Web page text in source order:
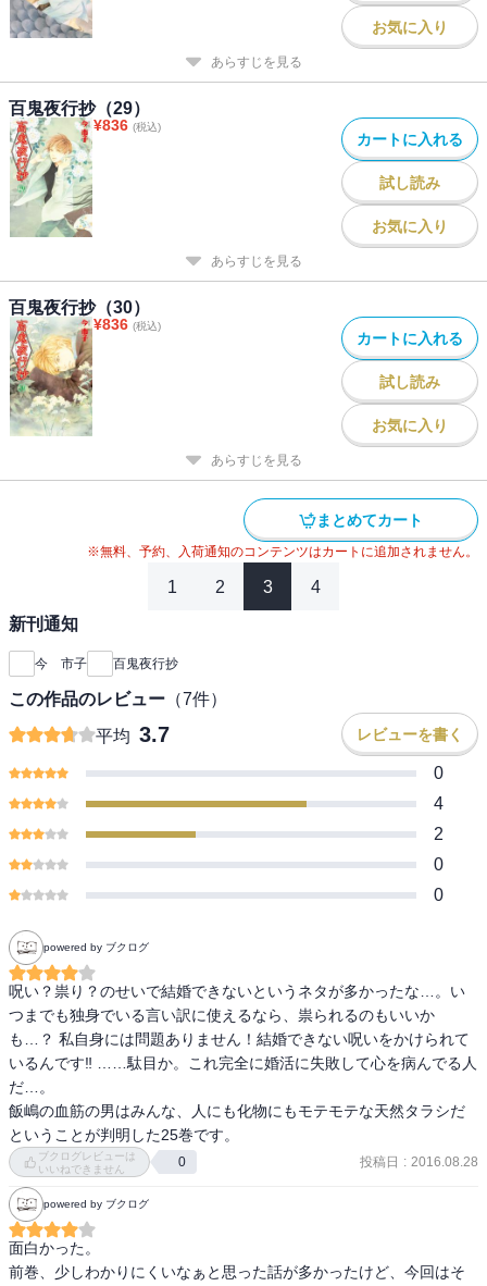
お気に入り
あらすじを見る
百鬼夜行抄（29）
¥836 (税込)
カートに入れる
試し読み
お気に入り
あらすじを見る
百鬼夜行抄（30）
¥836 (税込)
カートに入れる
試し読み
お気に入り
あらすじを見る
まとめてカート
※無料、予約、入荷通知のコンテンツはカートに追加されません。
1 2 3 4
新刊通知
今 市子 百鬼夜行抄
この作品のレビュー （7件）
平均 3.7 レビューを書く
0
4
2
0
0
powered by ブクログ
呪い？祟り？のせいで結婚できないというネタが多かったな…。い
つまでも独身でいる言い訳に使えるなら、祟られるのもいいか
も…？ 私自身には問題ありません！結婚できない呪いをかけられて
いるんです‼︎ ……駄目か。これ完全に婚活に失敗して心を病んでる人
だ…。
飯嶋の血筋の男はみんな、人にも化物にもモテモテな天然タラシだ
ということが判明した25巻です。
ブクログレビューは
いいねできません
0 投稿日 : 2016.08.28
powered by ブクログ
面白かった。
前巻、少しわかりにくいなぁと思った話が多かったけど、今回はそ